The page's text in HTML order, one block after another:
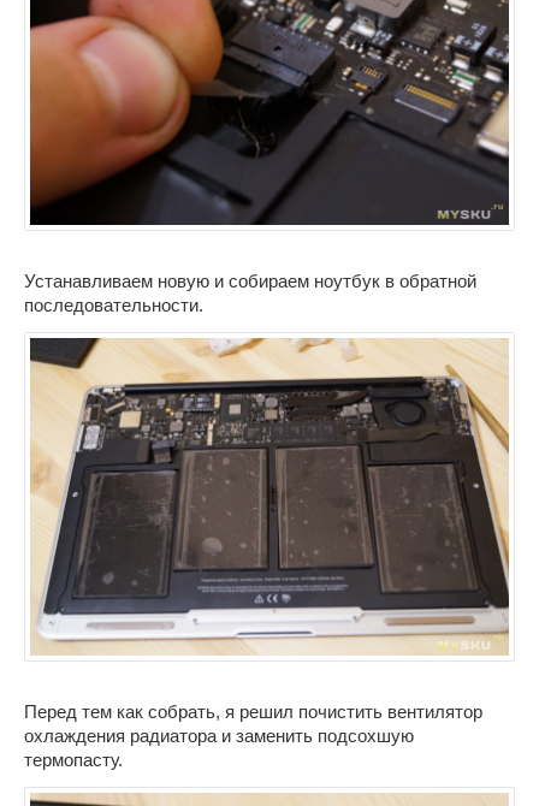
Устанавливаем новую и собираем ноутбук в обратной
последовательности.
Перед тем как собрать, я решил почистить вентилятор
охлаждения радиатора и заменить подсохшую
термопасту.